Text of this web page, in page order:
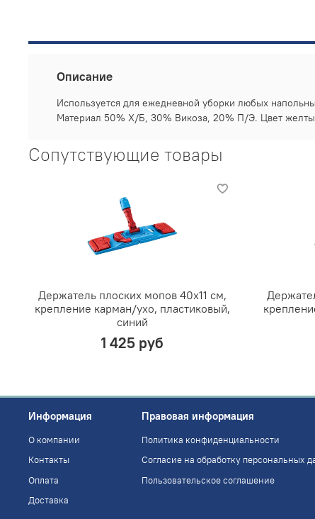
Описание
Используется для ежедневной уборки любых
Материал 50% Х/Б, 30% Викоза, 20% П/Э. Цвет
Сопутствующие товары
Держатель плоских мопов 40х11 см,
крепление карман/ухо, пластиковый,
синий
1 425 руб
Информация
О компании
Контакты
Оплата
Доставка
Правовая информация
Политика конфиденциальности
Согласие на обработку персональных
Пользовательское соглашение